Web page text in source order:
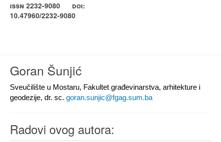
ISSN 2232-9080 DOI:
10.47960/2232-9080
Goran Šunjić
Sveučilište u Mostaru, Fakultet građevinarstva, arhitekture i
geodezije, dr. sc. goran.sunjic@fgag.sum.ba
Radovi ovog autora: